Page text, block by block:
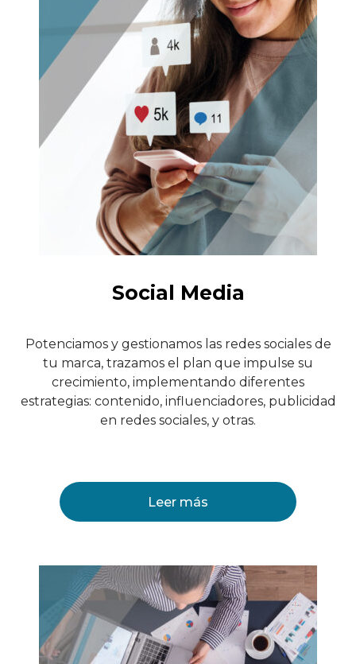
Social Media
Potenciamos y gestionamos las redes sociales de
tu marca, trazamos el plan que impulse su
crecimiento, implementando diferentes
estrategias: contenido, influenciadores, publicidad
en redes sociales, y otras.
Leer más